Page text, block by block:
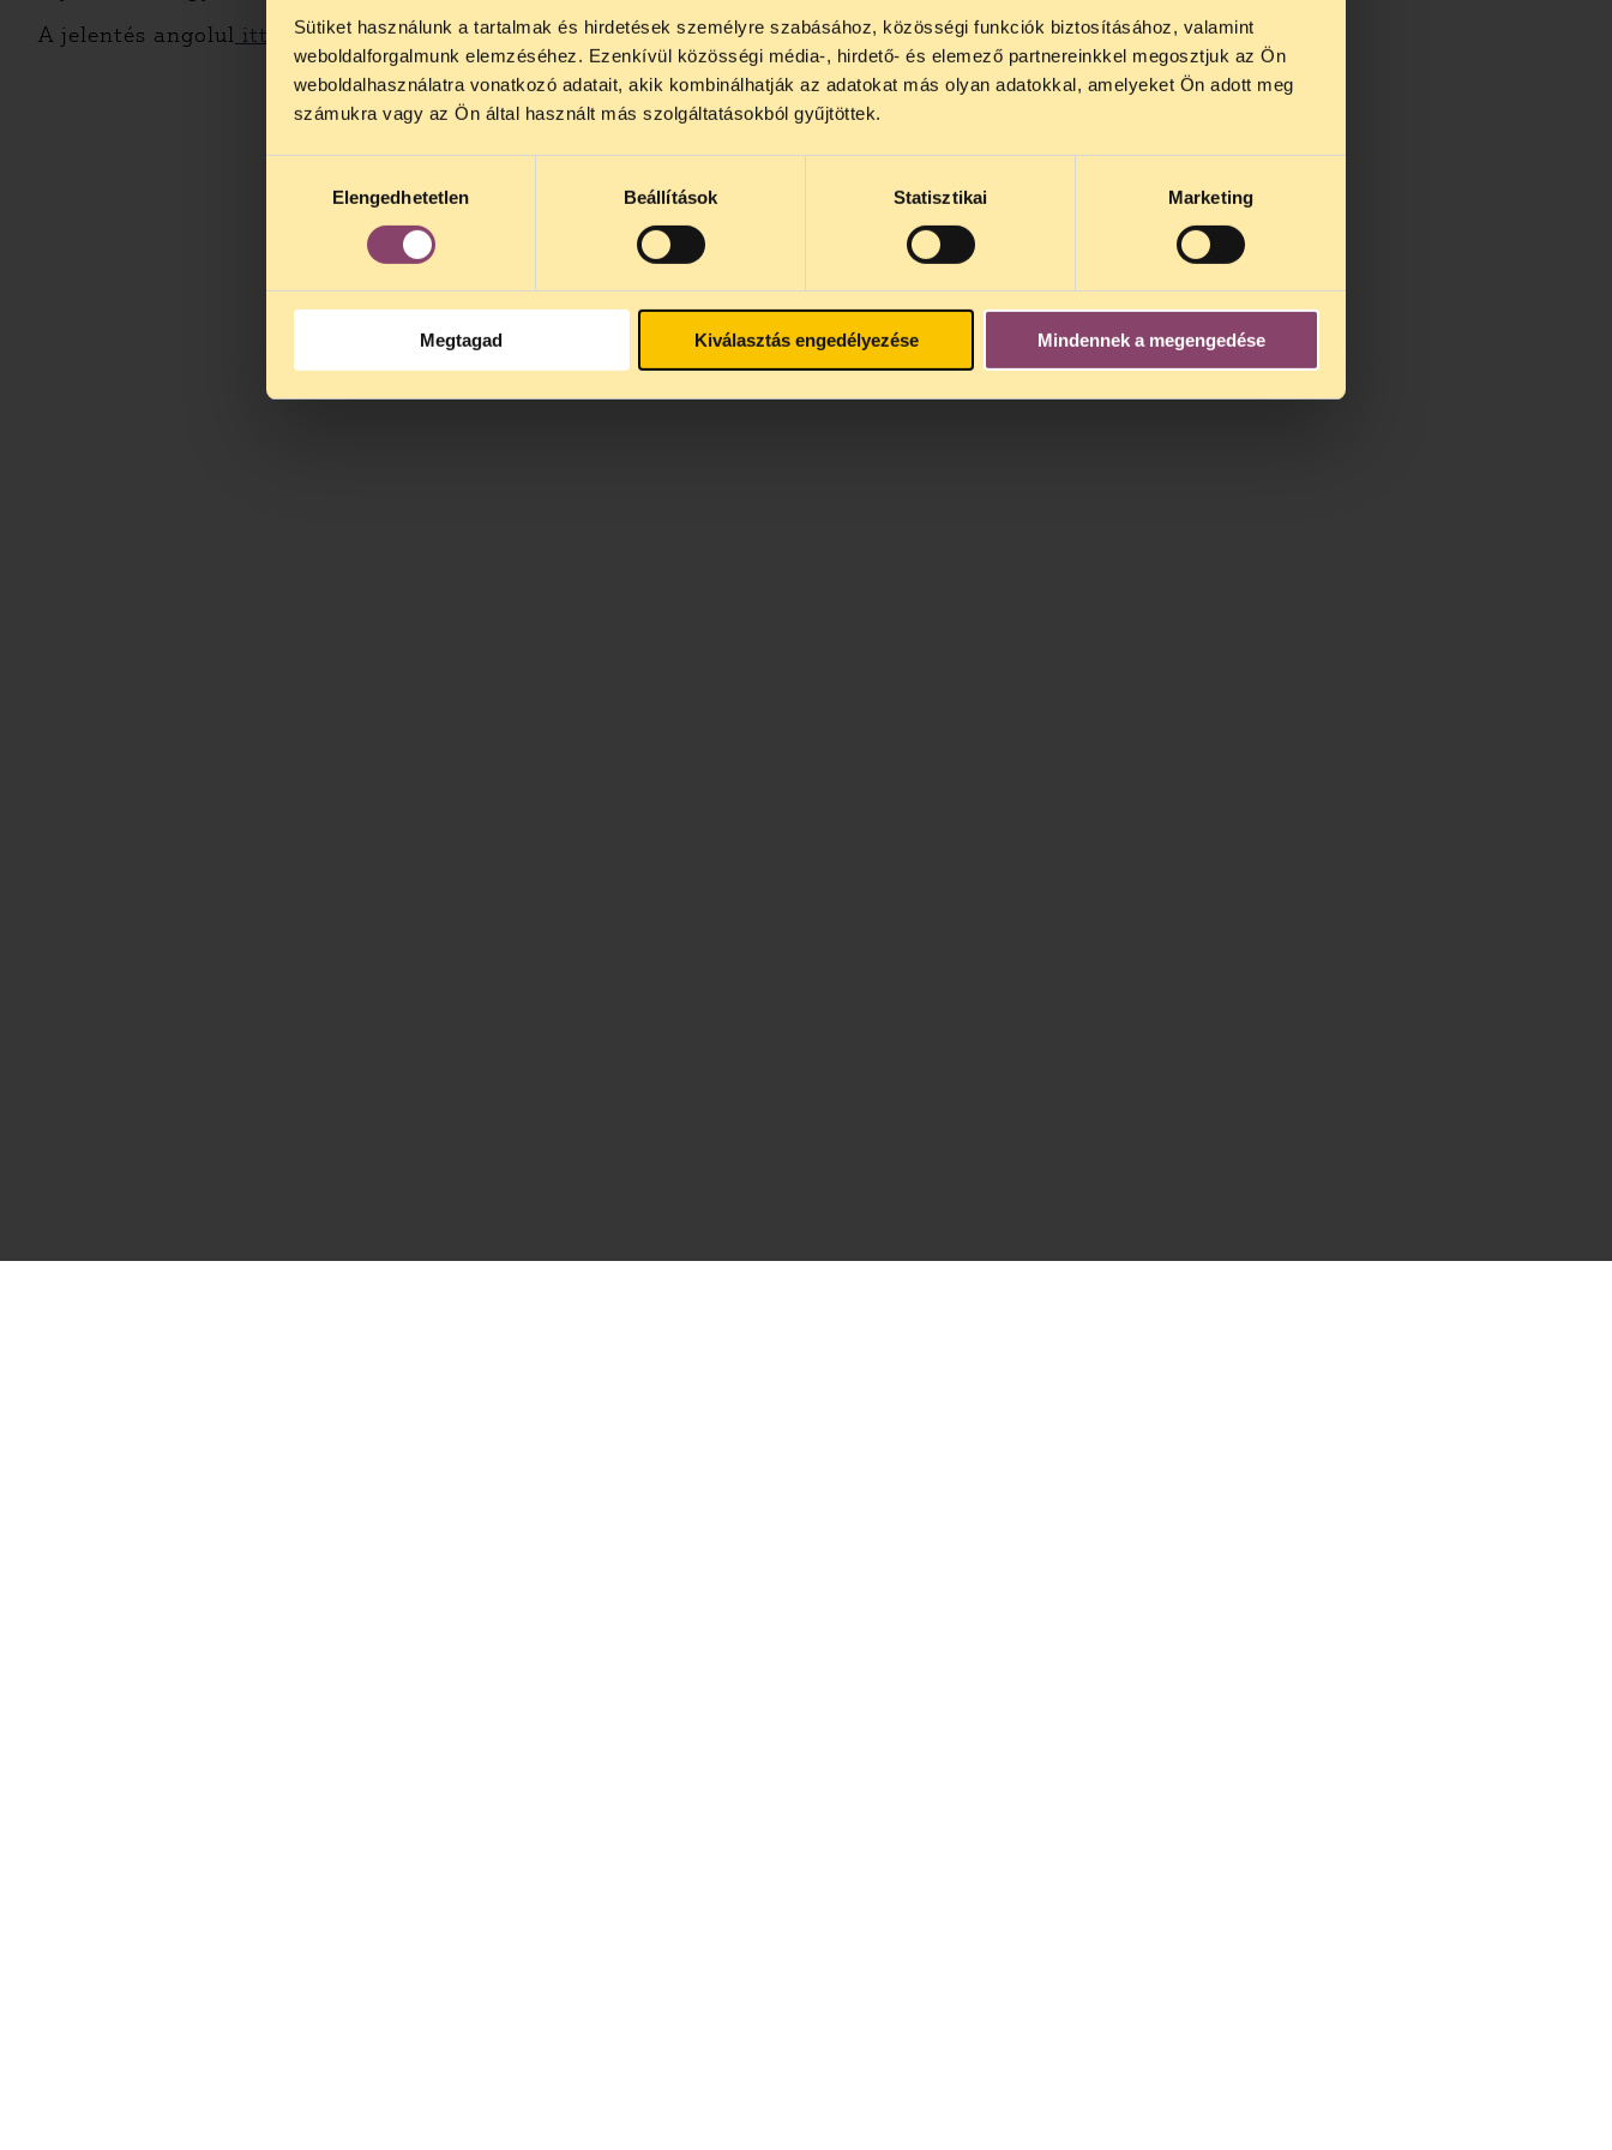
Sütiket használunk a tartalmak és hirdetések személyre szabásához, közösségi funkciók biztosításához, valamint
weboldalforgalmunk elemzéséhez. Ezenkívül közösségi média-, hirdető- és elemező partnereinkkel megosztjuk az Ön
weboldalhasználatra vonatkozó adatait, akik kombinálhatják az adatokat más olyan adatokkal, amelyeket Ön adott meg
számukra vagy az Ön által használt más szolgáltatásokból gyűjtöttek.
kiválasztásaElengedhetetlen Beállítások Statisztikai Marketing
Megtagad Kiválasztás engedélyezése Mindennek a megengedése
A jelentés angolul itt érhető el >> (.pdf)TELEFONOS JOGSEGÉLY SZÜNET!
Kedves érdeklődő, Tájékoztatjuk, hogy
telefonos jogsegélyünk július 27 és
augusztus 24 között szünetel
. Az első telefonos jogsegély
augusztus 25-én
kedden, 13 és 15 óra között lesz
jogsegely@tasz.hu
alatt is elér minket.